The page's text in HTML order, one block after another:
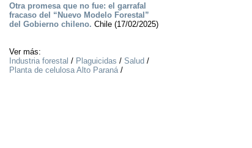
Otra promesa que no fue: el garrafal
fracaso del “Nuevo Modelo Forestal”
del Gobierno chileno. Chile (17/02/2025)
Ver más:
Industria forestal / Plaguicidas / Salud /
Planta de celulosa Alto Paraná/